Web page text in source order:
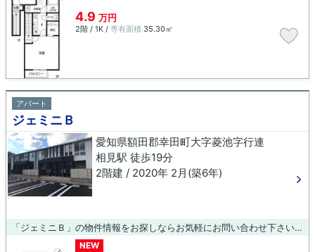
4.9 万円
2階 / 1K / 専有面積 35.30㎡
アパート
ジェミニＢ
愛知県額田郡幸田町大字菱池字行連
相見駅 徒歩19分
2階建 / 2020年 2月(築6年)
「ジェミニＢ」の物件情報をお探しならお気軽にお問い合わせ下さい。令和2年築の物件で快適な住まいとなっています。新しい生活のスタートにおすすめなのが、こちらのアパートです。住まい探しをするなら、ぜひ当社にお任せを！お客様が満足していただけるよう、しっかりとサポートいたします。また、ご要望やご不明な点などございましたら、お気軽にお問い合わせ下さい。
NEW